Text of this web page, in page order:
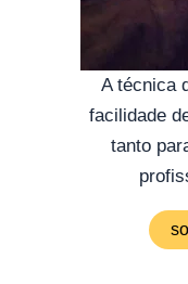
A técnica
facilidade
tanto